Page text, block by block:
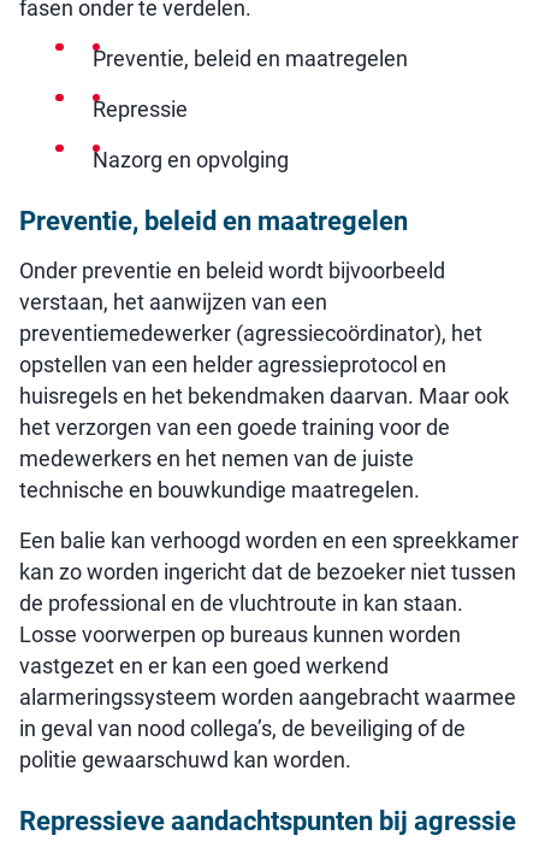
fasen onder te verdelen.
Preventie, beleid en maatregelen
Repressie
Nazorg en opvolging
Preventie, beleid en maatregelen
Onder preventie en beleid wordt bijvoorbeeld
verstaan, het aanwijzen van een
preventiemedewerker (agressiecoördinator), het
opstellen van een helder agressieprotocol en
huisregels en het bekendmaken daarvan. Maar ook
het verzorgen van een goede training voor de
medewerkers en het nemen van de juiste
technische en bouwkundige maatregelen.
Een balie kan verhoogd worden en een spreekkamer
kan zo worden ingericht dat de bezoeker niet tussen
de professional en de vluchtroute in kan staan.
Losse voorwerpen op bureaus kunnen worden
vastgezet en er kan een goed werkend
alarmeringssysteem worden aangebracht waarmee
in geval van nood collega’s, de beveiliging of de
politie gewaarschuwd kan worden.
Repressieve aandachtspunten bij agressie